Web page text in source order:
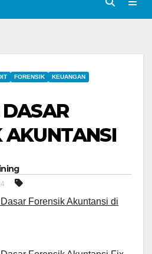
FORENSIK
KEUANGAN
AKUNTANSI
Forensik Akuntansi di